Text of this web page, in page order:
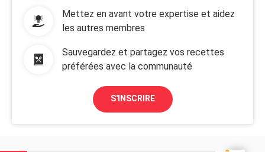
Mettez en avant votre expertise et aidez
les autres membres
Sauvegardez et partagez vos recettes
préférées avec la communauté
S'INSCRIRE